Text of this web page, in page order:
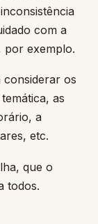
com a
por exemplo.
considerar os
as
a
etc.
que o
todos.